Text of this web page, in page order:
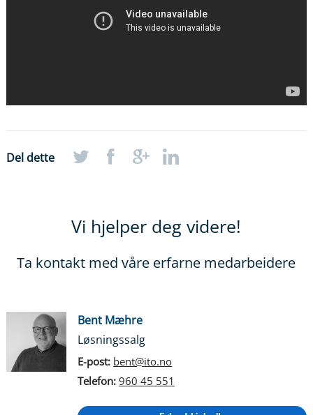
Del dette
Vi hjelper deg videre!
Ta kontakt med våre erfarne medarbeidere
Bent Mæhre
Løsningssalg
E-post: bent@ito.no
Telefon: 960 45 551